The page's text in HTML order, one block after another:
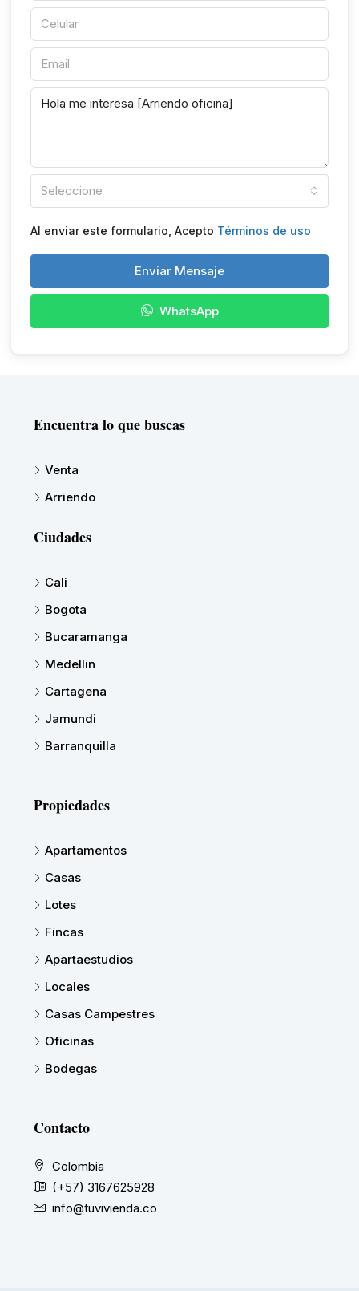
Seleccione
Al enviar este formulario, Acepto Términos de uso
Enviar Mensaje
WhatsApp
Encuentra lo que buscas
Venta
Arriendo
Ciudades
Cali
Bogota
Bucaramanga
Medellin
Cartagena
Jamundi
Barranquilla
Propiedades
Apartamentos
Casas
Lotes
Fincas
Apartaestudios
Locales
Casas Campestres
Oficinas
Bodegas
Contacto
Colombia
(+57) 3167625928
info@tuvivienda.co